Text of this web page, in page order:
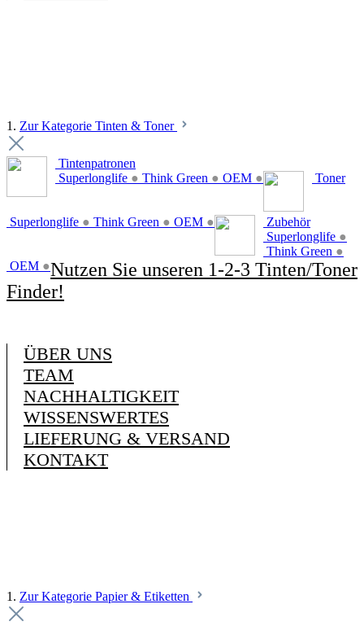
1. Zur Kategorie Tinten & Toner
Tintenpatronen
Superlonglife ● Think Green ● OEM ● Toner
Superlonglife ● Think Green ● OEM ●
Zubehör
Superlonglife ●
Think Green ●
OEM ●Nutzen Sie unseren 1-2-3 Tinten/Toner
Finder!
ÜBER UNS
TEAM
NACHHALTIGKEIT
WISSENSWERTES
LIEFERUNG & VERSAND
KONTAKT
1. Zur Kategorie Papier & Etiketten